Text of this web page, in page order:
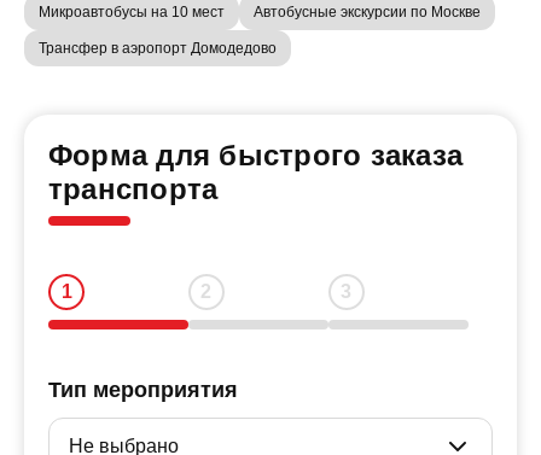
Микроавтобусы на 10 мест Автобусные экскурсии по Москве
Трансфер в аэропорт Домодедово
Форма для быстрого заказа
транспорта
Тип мероприятия